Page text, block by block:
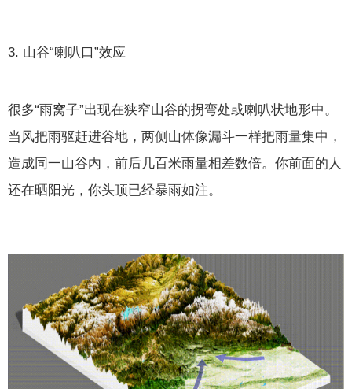
3. 山谷“喇叭口”效应
很多“雨窝子”出现在狭窄山谷的拐弯处或喇叭状地形中。
当风把雨驱赶进谷地，两侧山体像漏斗一样把雨量集中，
造成同一山谷内，前后几百米雨量相差数倍。你前面的人
还在晒阳光，你头顶已经暴雨如注。